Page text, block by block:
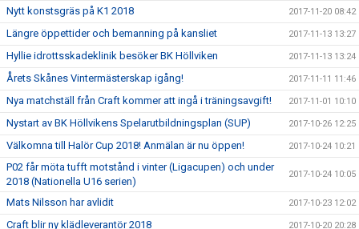
Nytt konstsgräs på K1 2018 2017-11-20 08:42
Längre öppettider och bemanning på kansliet 2017-11-13 13:27
Hyllie idrottsskadeklinik besöker BK Höllviken 2017-11-13 13:24
Årets Skånes Vintermästerskap igång! 2017-11-11 11:46
Nya matchställ från Craft kommer att ingå i träningsavgift! 2017-11-01 10:10
Nystart av BK Höllvikens Spelarutbildningsplan (SUP) 2017-10-26 12:25
Välkomna till Halör Cup 2018! Anmälan är nu öppen! 2017-10-24 10:21
P02 får möta tufft motstånd i vinter (Ligacupen) och under
2018 (Nationella U16 serien)
2017-10-24 10:05
Mats Nilsson har avlidit 2017-10-23 12:02
Craft blir ny klädleverantör 2018 2017-10-20 20:28